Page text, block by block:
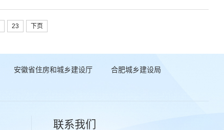
23 下页
安徽省住房和城乡建设厅
合肥城乡建设局
联系我们